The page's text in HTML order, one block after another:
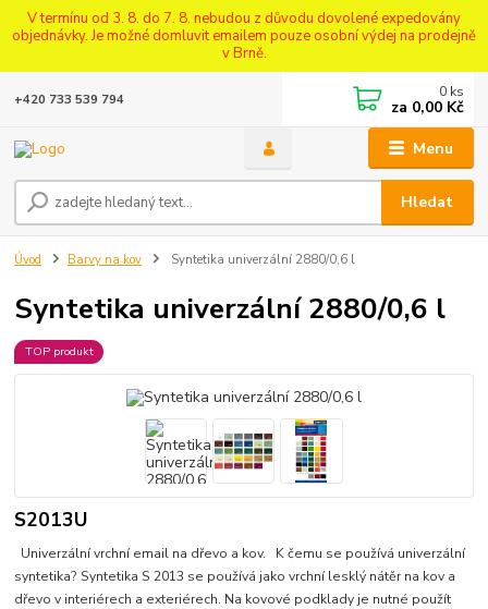
V termínu od 3. 8. do 7. 8. nebudou z důvodu dovolené expedovány
objednávky. Je možné domluvit emailem pouze osobní výdej na prodejně
v Brně.
Menu
Hledat
+420 733 539 794 0 ks
za 0,00 Kč
Úvod Barvy na kov Syntetika univerzální 2880/0,6 l
Syntetika univerzální 2880/0,6 l
TOP produkt
S2013U
Univerzální vrchní email na dřevo a kov. K čemu se používá univerzální
syntetika? Syntetika S 2013 se používá jako vrchní lesklý nátěr na kov a
dřevo v interiérech a exteriérech. Na kovové podklady je nutné použít